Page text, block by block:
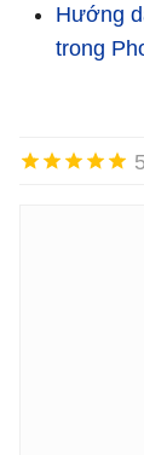
Hướng
trong
5